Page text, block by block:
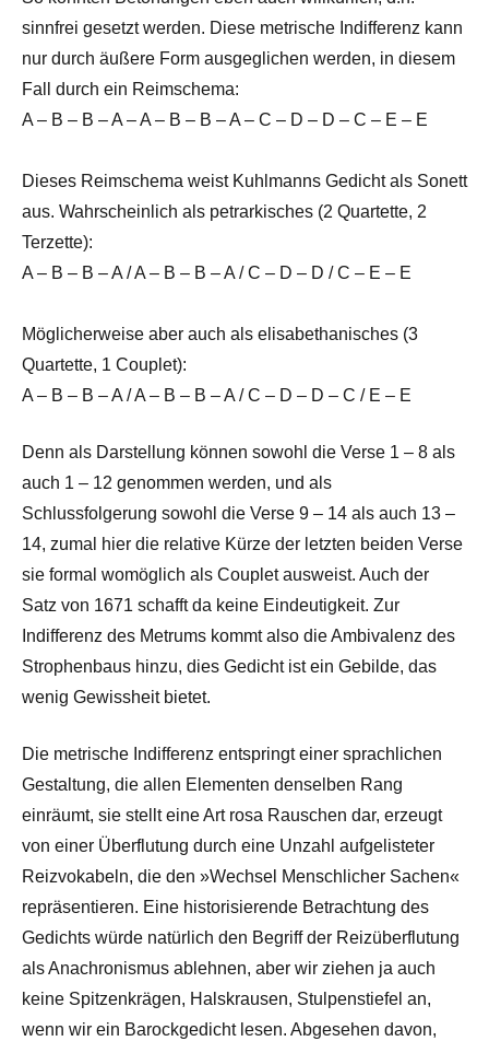
sinnfrei gesetzt werden. Diese metrische Indifferenz kann
nur durch äußere Form ausgeglichen werden, in diesem
Fall durch ein Reimschema:
A – B – B – A – A – B – B – A – C – D – D – C – E – E
Dieses Reimschema weist Kuhlmanns Gedicht als Sonett
aus. Wahrscheinlich als petrarkisches (2 Quartette, 2
Terzette):
A – B – B – A / A – B – B – A / C – D – D / C – E – E
Möglicherweise aber auch als elisabethanisches (3
Quartette, 1 Couplet):
A – B – B – A / A – B – B – A / C – D – D – C / E – E
Denn als Darstellung können sowohl die Verse 1 – 8 als
auch 1 – 12 genommen werden, und als
Schlussfolgerung sowohl die Verse 9 – 14 als auch 13 –
14, zumal hier die relative Kürze der letzten beiden Verse
sie formal womöglich als Couplet ausweist. Auch der
Satz von 1671 schafft da keine Eindeutigkeit. Zur
Indifferenz des Metrums kommt also die Ambivalenz des
Strophenbaus hinzu, dies Gedicht ist ein Gebilde, das
wenig Gewissheit bietet.
Die metrische Indifferenz entspringt einer sprachlichen
Gestaltung, die allen Elementen denselben Rang
einräumt, sie stellt eine Art rosa Rauschen dar, erzeugt
von einer Überflutung durch eine Unzahl aufgelisteter
Reizvokabeln, die den »Wechsel Menschlicher Sachen«
repräsentieren. Eine historisierende Betrachtung des
Gedichts würde natürlich den Begriff der Reizüberflutung
als Anachronismus ablehnen, aber wir ziehen ja auch
keine Spitzenkrägen, Halskrausen, Stulpenstiefel an,
wenn wir ein Barockgedicht lesen. Abgesehen davon,